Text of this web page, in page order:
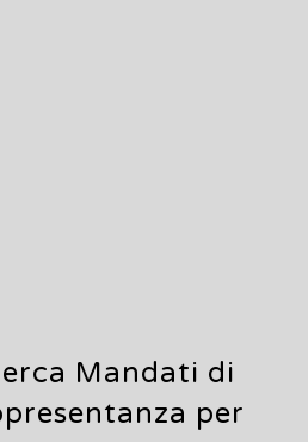
Mandati di
per